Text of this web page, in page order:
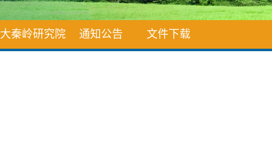
大秦岭研究院 通知公告 文件下载